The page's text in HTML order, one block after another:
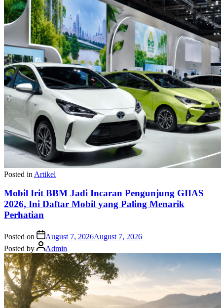
Posted in Artikel
Mobil Irit BBM Jadi Incaran Pengunjung GIIAS
2026, Ini Daftar Mobil yang Paling Menarik
Perhatian
Posted on August 7, 2026August 7, 2026
Posted by
Admin